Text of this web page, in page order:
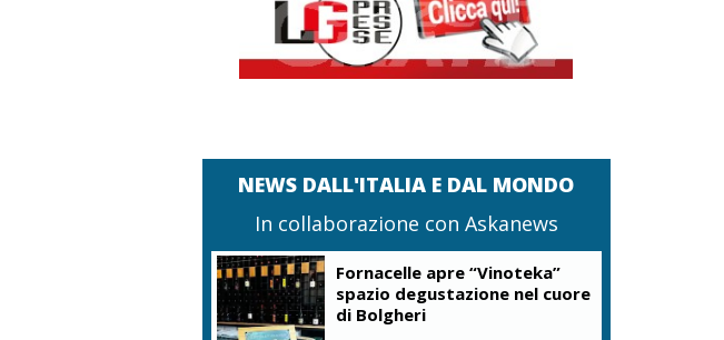
NEWS DALL'ITALIA E DAL MONDO
In collaborazione con Askanews
Fornacelle apre “Vinoteka”
spazio degustazione nel cuore
di Bolgheri